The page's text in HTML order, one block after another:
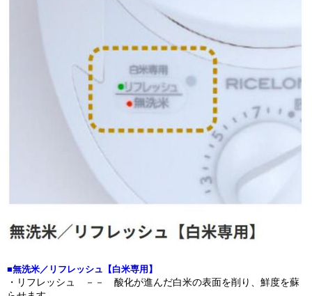
■無洗米／リフレッシュ【白米専用】
・リフレッシュ －－ 酸化が進んだ白米の表面を削り、鮮度を蘇